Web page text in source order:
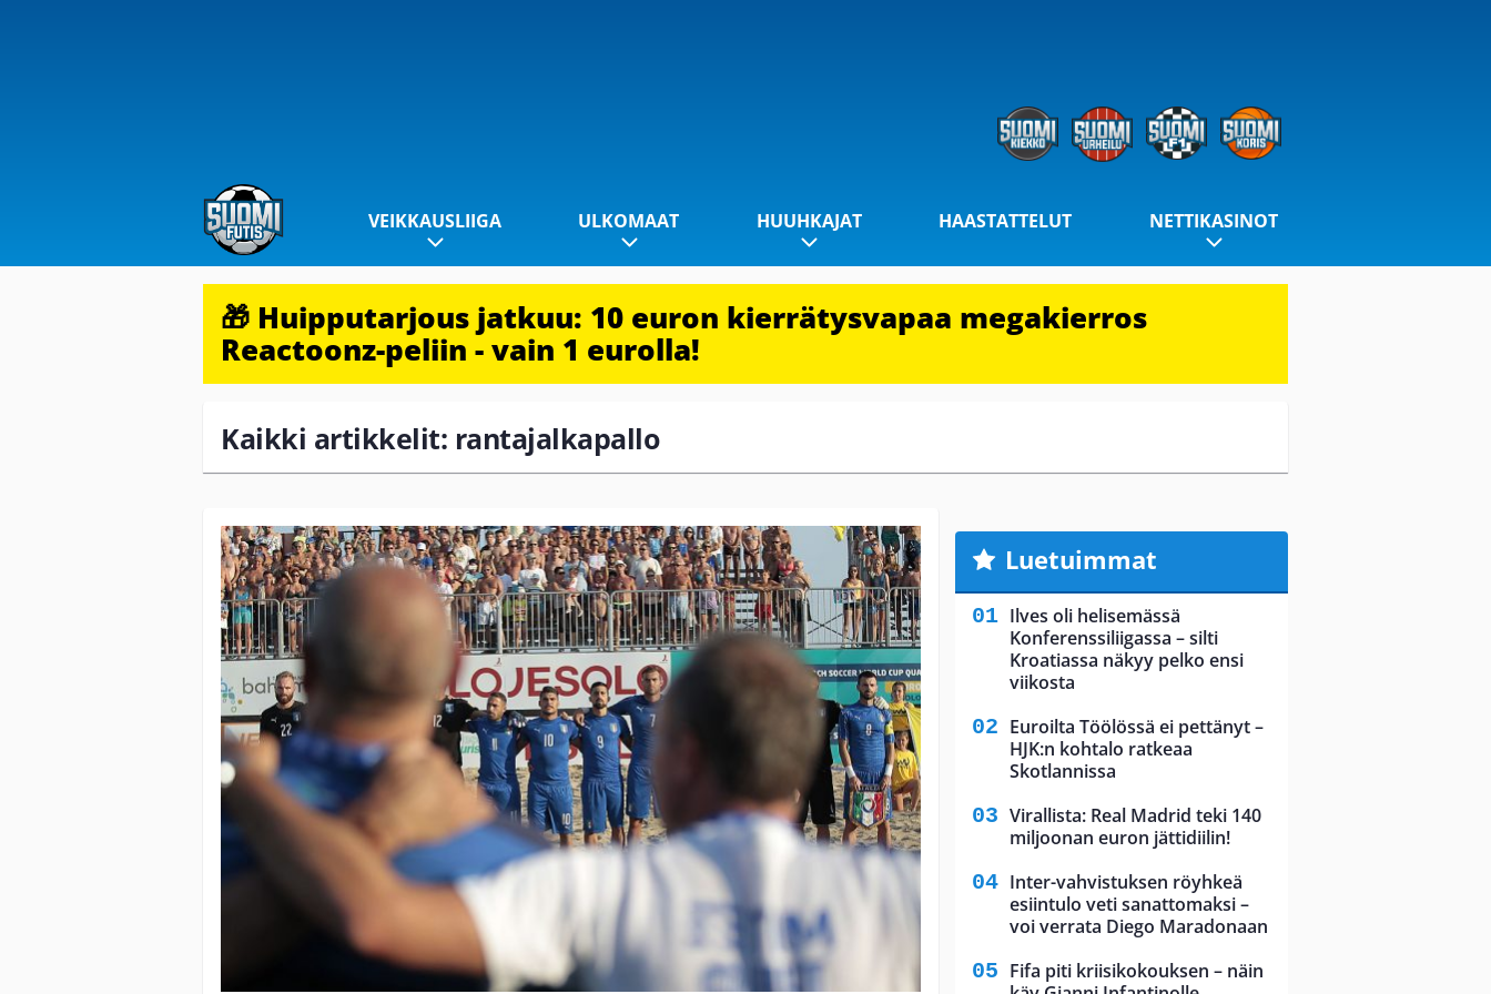
VEIKKAUSLIIGA ULKOMAAT HUUHKAJAT HAASTATTELUT NETTIKASINOT
🎁 Huipputarjous jatkuu: 10 euron kierrätysvapaa megakierros
Reactoonz-peliin - vain 1 eurolla!
Kaikki artikkelit: rantajalkapallo
Luetuimmat
Ilves oli helisemässä
Konferenssiliigassa – silti
Kroatiassa näkyy pelko ensi
viikosta
Euroilta Töölössä ei pettänyt –
HJK:n kohtalo ratkeaa
Skotlannissa
Virallista: Real Madrid teki 140
miljoonan euron jättidiilin!
Inter-vahvistuksen röyhkeä
esiintulo veti sanattomaksi –
voi verrata Diego Maradonaan
Fifa piti kriisikokouksen – näin